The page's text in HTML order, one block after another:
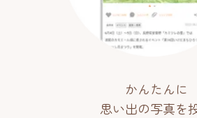
かんたんに
思い出の写真を